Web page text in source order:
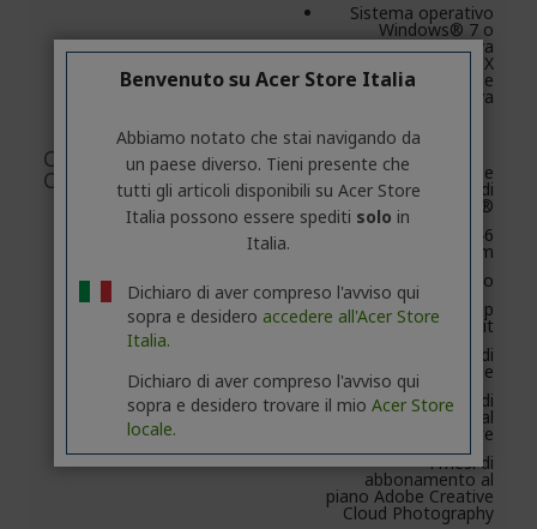
Sistema operativo
Windows® 7 o
versione successiva
oppure Mac OS® X
10.12 o versione
successiva
Contenuto
Confezione Unità portatile
Backup Plus Slim di
Seagate®
Cavo USB-C da 46
cm
Guida rapida all'uso
Software di backup
scaricabile Toolkit
2 anni di servizi di
recupero dati Rescue
1 anno di
abbonamento al
piano Mylio Create
4 mesi di
abbonamento al
piano Adobe Creative
Cloud Photography
Benvenuto su Acer Store Italia
Abbiamo notato che stai navigando da
un paese diverso. Tieni presente che
tutti gli articoli disponibili su Acer Store
Italia possono essere spediti solo in
Italia.
Dichiaro di aver compreso l'avviso qui
sopra e desidero accedere all'Acer Store
Italia.
Dichiaro di aver compreso l'avviso qui
sopra e desidero trovare il mio Acer Store
locale.